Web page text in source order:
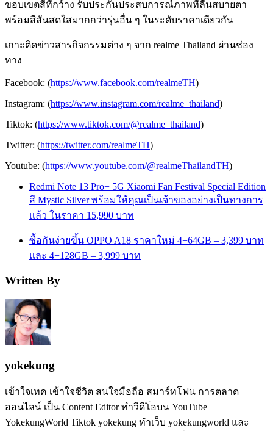
ขอบเขตสีที่กว้าง รับประกันประสบการณ์ภาพที่ลื่นสบายตา
พร้อมสีสันสดใสมากกว่ารุ่นอื่น ๆ ในระดับราคาเดียวกัน
เกาะติดข่าวสารกิจกรรมต่าง ๆ จาก realme Thailand ผ่านช่อง
ทาง
Facebook: (https://www.facebook.com/realmeTH)
Instagram: (https://www.instagram.com/realme_thailand)
Tiktok: (https://www.tiktok.com/@realme_thailand)
Twitter: (https://twitter.com/realmeTH)
Youtube: (https://www.youtube.com/@realmeThailandTH)
Redmi Note 13 Pro+ 5G Xiaomi Fan Festival Special Edition
สี Mystic Silver พร้อมให้คุณเป็นเจ้าของอย่างเป็นทางการ
แล้ว ในราคา 15,990 บาท
ซื้อกันง่ายขึ้น OPPO A18 ราคาใหม่ 4+64GB – 3,399 บาท
และ 4+128GB – 3,999 บาท
Written By
yokekung
เข้าใจเทค เข้าใจชีวิต สนใจมือถือ สมาร์ทโฟน การตลาด
ออนไลน์ เป็น Content Editor ทำวีดีโอบน YouTube
YokekungWorld Tiktok yokekung ทำเว็บ yokekungworld และ